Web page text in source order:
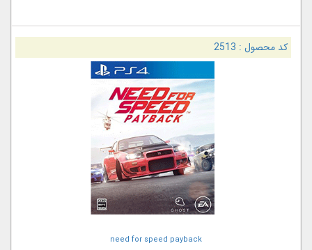
کد محصول : 2513
need for speed payback